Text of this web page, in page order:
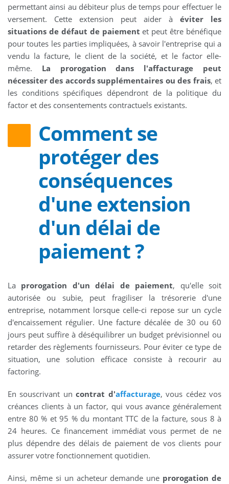
permettant ainsi au débiteur plus de temps pour effectuer le
versement. Cette extension peut aider à éviter les
situations de défaut de paiement et peut être bénéfique
pour toutes les parties impliquées, à savoir l'entreprise qui a
vendu la facture, le client de la société, et le factor elle-
même. La prorogation dans l'affacturage peut
nécessiter des accords supplémentaires ou des frais, et
les conditions spécifiques dépendront de la politique du
factor et des consentements contractuels existants.
Comment se
protéger des
conséquences
d'une extension
d'un délai de
paiement ?
La prorogation d'un délai de paiement, qu'elle soit
autorisée ou subie, peut fragiliser la trésorerie d'une
entreprise, notamment lorsque celle-ci repose sur un cycle
d'encaissement régulier. Une facture décalée de 30 ou 60
jours peut suffire à déséquilibrer un budget prévisionnel ou
retarder des règlements fournisseurs. Pour éviter ce type de
situation, une solution efficace consiste à recourir au
factoring.
En souscrivant uncontrat d'affacturage, vous cédez vos
créances clients à un factor, qui vous avance généralement
entre 80 % et 95 % du montant TTC de la facture, sous 8 à
24 heures. Ce financement immédiat vous permet de ne
plus dépendre des délais de paiement de vos clients pour
assurer votre fonctionnement quotidien.
Ainsi, même si un acheteur demande une prorogation de